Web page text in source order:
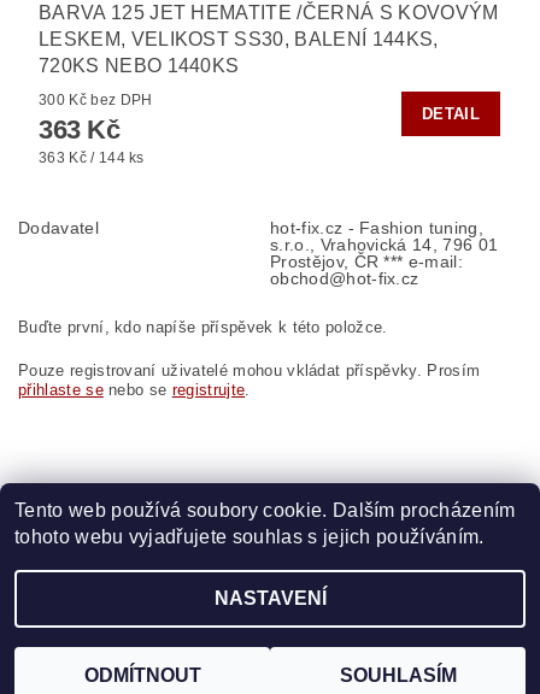
BARVA 125 JET HEMATITE /ČERNÁ S KOVOVÝM
LESKEM, VELIKOST SS30, BALENÍ 144KS,
720KS NEBO 1440KS
300 Kč bez DPH
363 Kč
363 Kč / 144 ks
DETAIL
Dodavatel
hot-fix.cz - Fashion tuning,
s.r.o., Vrahovická 14, 796 01
Prostějov, ČR *** e-mail:
obchod@hot-fix.cz
Buďte první, kdo napíše příspěvek k této položce.
Pouze registrovaní uživatelé mohou vkládat příspěvky. Prosím
přihlaste senebo se registrujte
Zboží.cz | Heureka.cz | Vyšívací.cz | Crystalstyle.cz
2026 ©HOT-FIX, všechna práva vyhrazena
Tento web používá soubory cookie. Dalším procházením
tohoto webu vyjadřujete souhlas s jejich používáním.
NASTAVENÍ
ODMÍTNOUT SOUHLASÍM